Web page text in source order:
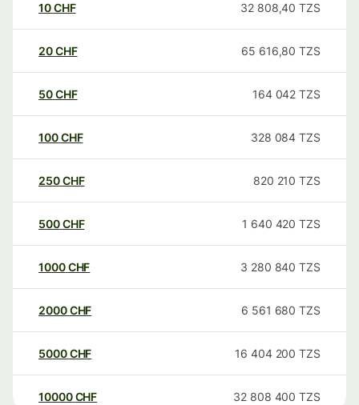
10CHF 32 808,40 TZS
20CHF 65 616,80 TZS
50CHF 164 042 TZS
100CHF 328 084 TZS
250CHF 820 210 TZS
500CHF 1 640 420 TZS
1000CHF 3 280 840 TZS
2000CHF 6 561 680 TZS
5000CHF 16 404 200 TZS
10000 CHF 32 808 400 TZS